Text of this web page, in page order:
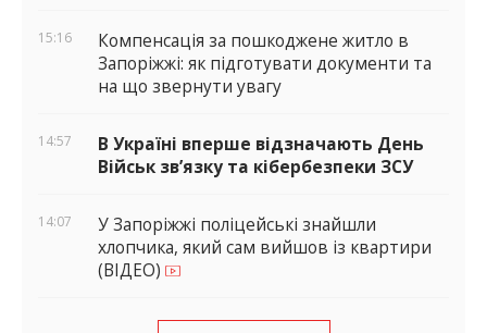
15:16
Компенсація за пошкоджене житло в
Запоріжжі: як підготувати документи та
на що звернути увагу
14:57
В Україні вперше відзначають День
Військ зв’язку та кібербезпеки ЗСУ
14:07
У Запоріжжі поліцейські знайшли
хлопчика, який сам вийшов із квартири
(ВІДЕО)